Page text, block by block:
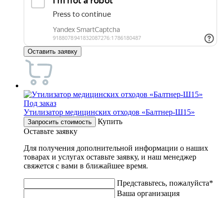
Оставить заявку
Под заказ
Утилизатор медицинских отходов «Балтнер-Ш15»
Запросить стоимость
Купить
Оставьте заявку
Для получения дополнительной информации о наших
товарах и услугах оставьте заявку, и наш менеджер
свяжется с вами в ближайшее время.
Представьтесь, пожалуйста*
Ваша организация